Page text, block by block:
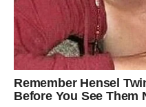
suočavanje s vlastitim
postati najbolja verzija
Na kraju, prema
ovih znakova ima
izazove izrasta u osobu